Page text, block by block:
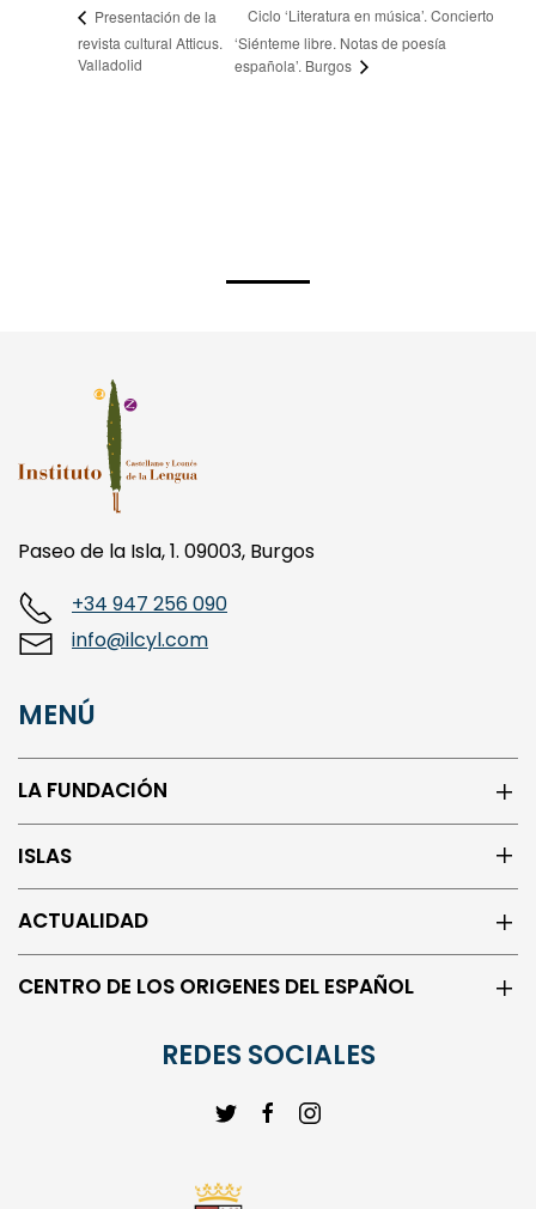
Presentación de la
revista cultural Atticus.
Valladolid
Ciclo ‘Literatura en música’. Concierto
‘Siénteme libre. Notas de poesía
española’. Burgos
Paseo de la Isla, 1. 09003, Burgos
+34 947 256 090
info@ilcyl.com
MENÚ
LA FUNDACIÓN
ISLAS
ACTUALIDAD
CENTRO DE LOS ORIGENES DEL ESPAÑOL
REDES SOCIALES